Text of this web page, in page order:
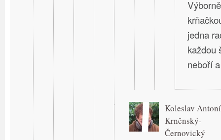
jedna
každou
neboří
Koleslav
Krněnský-
Černovický